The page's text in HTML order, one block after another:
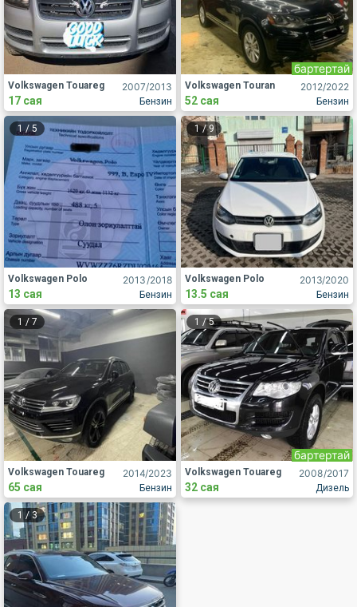
2007/2013
Бензин
Volkswagen Touareg
17 сая
2012/2022
Бензин
бартертай
Volkswagen Touran
52 сая
1 / 5
2013 /2018
Бензин
Volkswagen Polo
13 сая
1/9
2013/2020
Бензин
Volkswagen Polo
13.5 сая
1 / 7
2014/2023
Бензин
Volkswagen Touareg
65 сая
1 /5
2008/2017
Дизель
бартертай
Volkswagen Touareg
32 сая
1/ 3